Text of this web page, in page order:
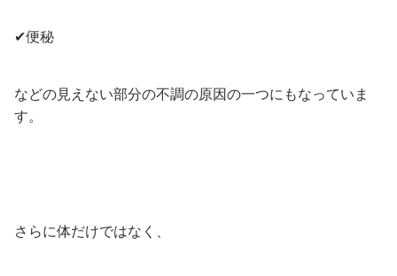
✔便秘
などの見えない部分の不調の原因の一つにもなっていま
す。
さらに体だけではなく、